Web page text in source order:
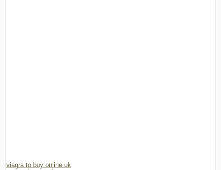
viagra to buy online uk